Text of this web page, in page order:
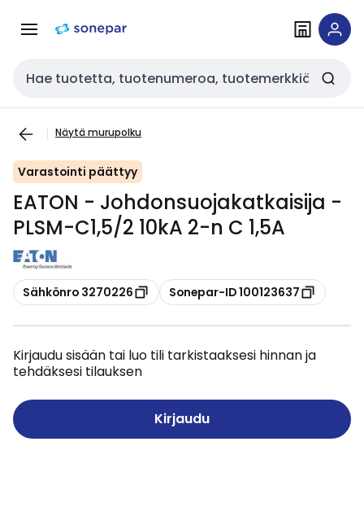
navigointiinsisältöön
Haku
Näytä murupolku
Varastointi päättyy
EATON - Johdonsuojakatkaisija -
PLSM-C1,5/2 10kA 2-n C 1,5A
Kopioi
Sähkönro 3270226 Kopioi
Sonepar-ID 100123637
Kirjaudu sisään tai luo tili tarkistaaksesi hinnan ja
tehdäksesi tilauksen
Kirjaudu